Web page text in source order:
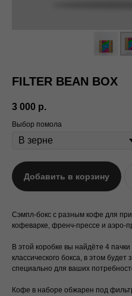
FILTER BEAN BOX
3 000 р.
Выбор помола
Добавить в корзину
Сэмпл-бокс с разным кофе для
кофеварке, френч-прессе и аэро-
В этой коробке вы найдёте 4
классического бокса, в этом
специально для ваших
Кофе в наборе обжарен под